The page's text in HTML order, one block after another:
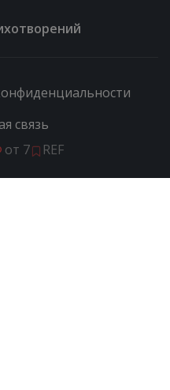
связь
от 7 REF